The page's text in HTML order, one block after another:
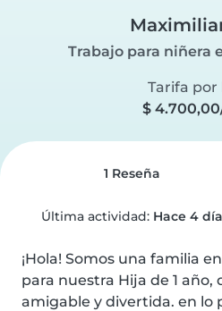
Trabajo para niñera
Tarifa por
$
1 Reseña
Última actividad: Hace 4
¡Hola! Somos una familia
para nuestra Hija de 1 año,
amigable y divertida. en lo